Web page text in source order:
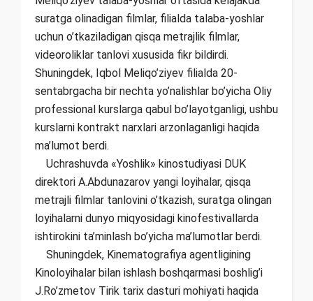
suratga olinadigan filmlar, filialda talaba-yoshlar
uchun o’tkaziladigan qisqa metrajlik filmlar,
videoroliklar tanlovi xususida fikr bildirdi.
Shuningdek, Iqbol Meliqo’ziyev filialda 20-
sentabrgacha bir nechta yo’nalishlar bo’yicha Oliy
professional kurslarga qabul bo’layotganligi, ushbu
kurslarni kontrakt narxlari arzonlaganligi haqida
ma’lumot berdi.
Uchrashuvda «Yoshlik» kinostudiyasi DUK
direktori A.Abdunazarov yangi loyihalar, qisqa
metrajli filmlar tanlovini o’tkazish, suratga olingan
loyihalarni dunyo miqyosidagi kinofestivallarda
ishtirokini ta’minlash bo’yicha ma’lumotlar berdi.
Shuningdek, Kinematografiya agentligining
Kinoloyihalar bilan ishlash boshqarmasi boshlig’i
J.Ro’zmetov Tirik tarix dasturi mohiyati haqida